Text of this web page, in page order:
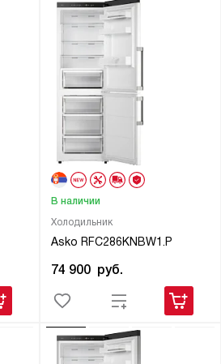
Холодильник
Asko RFC286KNBW1.P
В наличии
74 900 руб.